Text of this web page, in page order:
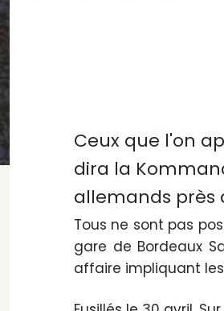
Ceux que l'on
dira la
allemands près
Tous ne sont pas
gare de Bordeaux
affaire impliquant